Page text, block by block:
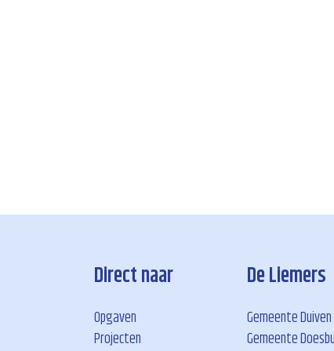
Direct naar
Opgaven
Projecten
De Liemers
Gemeente Duiven
Gemeente